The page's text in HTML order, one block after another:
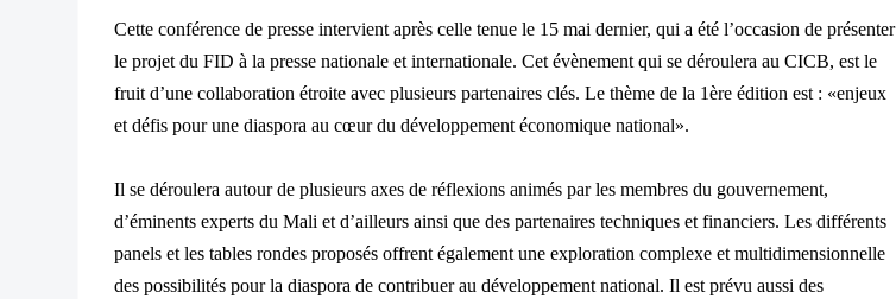
Cette conférence de presse intervient après celle tenue le 15 mai dernier, qui a été l’occasion de présenter
le projet du FID à la presse nationale et internationale. Cet évènement qui se déroulera au CICB, est le
fruit d’une collaboration étroite avec plusieurs partenaires clés. Le thème de la 1ère édition est : «enjeux
et défis pour une diaspora au cœur du développement économique national».
Il se déroulera autour de plusieurs axes de réflexions animés par les membres du gouvernement,
d’éminents experts du Mali et d’ailleurs ainsi que des partenaires techniques et financiers. Les différents
panels et les tables rondes proposés offrent également une exploration complexe et multidimensionnelle
des possibilités pour la diaspora de contribuer au développement national. Il est prévu aussi des